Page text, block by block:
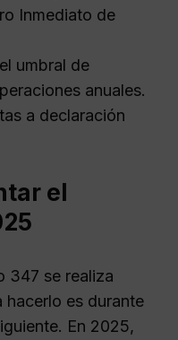
Inmediato de
umbral de
anuales.
a declaración
el
347 se realiza
hacerlo es durante
En 2025,